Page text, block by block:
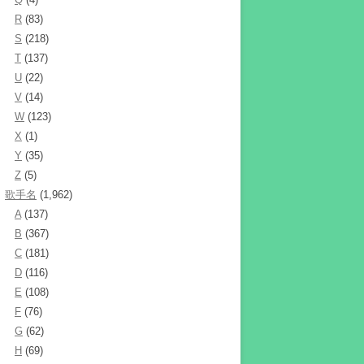
R (83)
S (218)
T (137)
U (22)
V (14)
W (123)
X (1)
Y (35)
Z (5)
歌手名 (1,962)
A(137)
B (367)
C (181)
D (116)
E (108)
F (76)
G (62)
H (69)